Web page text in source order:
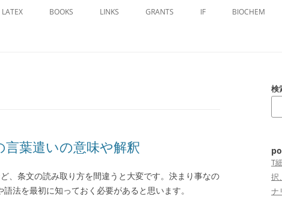
LATEX BOOKS LINKS GRANTS IF BIOCHEM
葉遣いの意味や解釈
、条文の読み取り方を間違うと大変です。決まり事なの
法を最初に知っておく必要があると思います。
検
T
択
ナ